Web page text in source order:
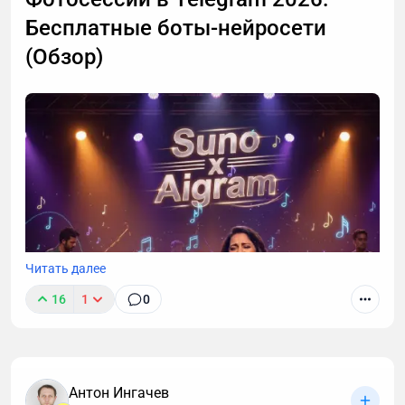
Бесплатные боты-нейросети
(Обзор)
Читать далее
16 1 0
Антон Ингачев